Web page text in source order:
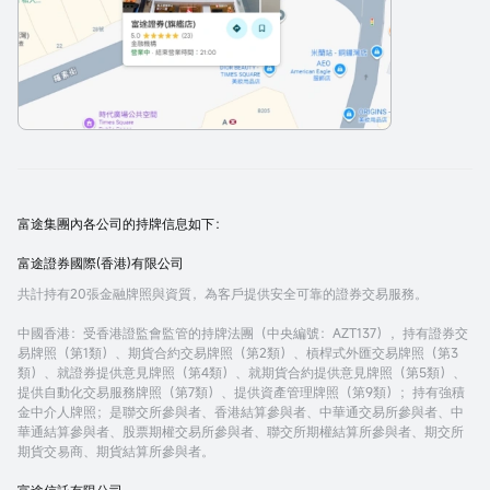
富途集團內各公司的持牌信息如下：
富途證券國際(香港)有限公司
共計持有20張金融牌照與資質，為客戶提供安全可靠的證券交易服務。
中國香港：受香港證監會監管的持牌法團（中央編號：AZT137），持有證券交
易牌照（第1類）、期貨合約交易牌照（第2類）、槓桿式外匯交易牌照（第3
類）、就證券提供意見牌照（第4類）、就期貨合約提供意見牌照（第5類）、
提供自動化交易服務牌照（第7類）、提供資產管理牌照（第9類）；持有強積
金中介人牌照；是聯交所參與者、香港結算參與者、中華通交易所參與者、中
華通結算參與者、股票期權交易所參與者、聯交所期權結算所參與者、期交所
期貨交易商、期貨結算所參與者。